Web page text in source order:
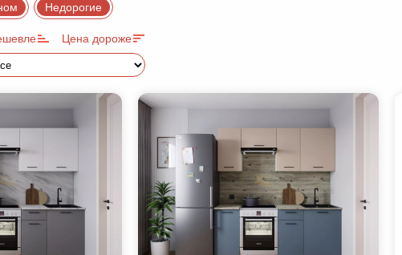
Недорогие
Цена дороже